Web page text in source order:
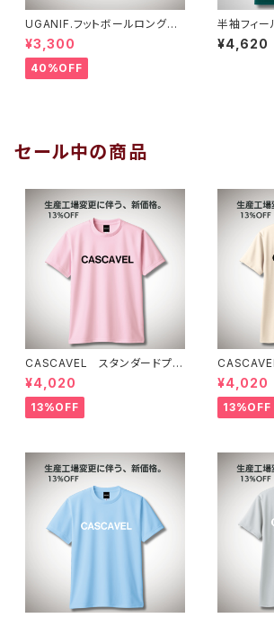
UGANIF.フットボールロングプ
ラシャツ ダークグレーホワイト
¥3,300
40%OFF
半袖フィ
イビーグリ
¥4,620
セール中の商品
CASCAVEL スタンダードプラ
クティスシャツ ライトピンクブ
ラック
¥4,020
13%OFF
クティスシ
¥4,020
13%OFF